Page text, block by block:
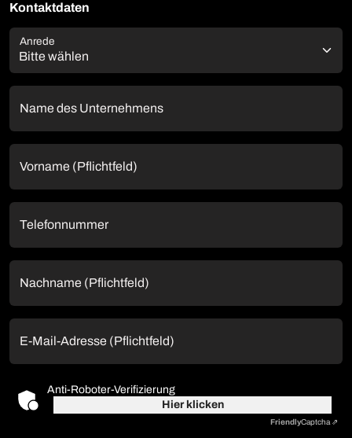
Kontaktdaten
Anrede
Name des Unternehmens
Vorname (Pflichtfeld)
Telefonnummer
Nachname (Pflichtfeld)
E-Mail-Adresse (Pflichtfeld)
Anti-Roboter-Verifizierung
Hier klicken
FriendlyCaptcha ⇗